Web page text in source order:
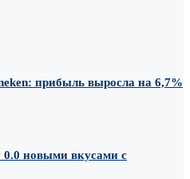
прибыль выросла на 6,7%
0.0 новыми вкусами с